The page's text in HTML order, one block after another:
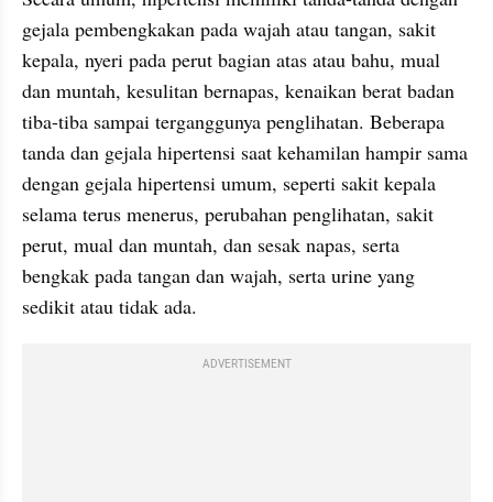
gejala pembengkakan pada wajah atau tangan, sakit
kepala, nyeri pada perut bagian atas atau bahu, mual
dan muntah, kesulitan bernapas, kenaikan berat badan
tiba-tiba sampai terganggunya penglihatan. Beberapa
tanda dan gejala hipertensi saat kehamilan hampir sama
dengan gejala hipertensi umum, seperti sakit kepala
selama terus menerus, perubahan penglihatan, sakit
perut, mual dan muntah, dan sesak napas, serta
bengkak pada tangan dan wajah, serta urine yang
sedikit atau tidak ada.
ADVERTISEMENT